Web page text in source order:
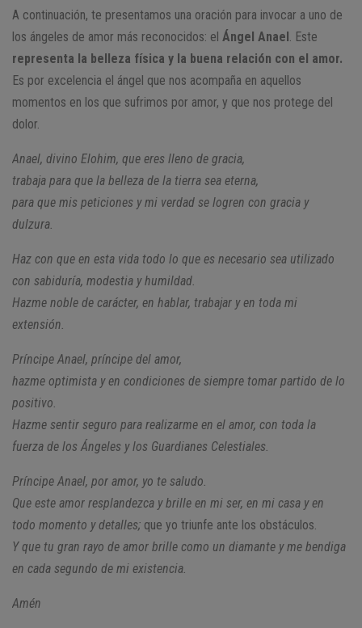
A continuación, te presentamos una oración para invocar a uno de
los ángeles de amor más reconocidos: el Ángel Anael . Este
representa la belleza física y la buena relación con el amor.
Es por excelencia el ángel que nos acompaña en aquellos
momentos en los que sufrimos por amor, y que nos protege del
dolor.
Anael, divino Elohim, que eres lleno de gracia,
trabaja para que la belleza de la tierra sea eterna,
para que mis peticiones y mi verdad se logren con gracia y
dulzura.
Haz con que en esta vida todo lo que es necesario sea utilizado
con sabiduría, modestia y humildad.
Hazme noble de carácter, en hablar, trabajar y en toda mi
extensión.
Príncipe Anael, príncipe del amor,
hazme optimista y en condiciones de siempre tomar partido de lo
positivo.
Hazme sentir seguro para realizarme en el amor, con toda la
fuerza de los Ángeles y los Guardianes Celestiales.
Príncipe Anael, por amor, yo te saludo.
Que este amor resplandezca y brille en mi ser, en mi casa y en
todo momento y detalles; que yo triunfe ante los obstáculos.
Y que tu gran rayo de amor brille como un diamante y me bendiga
en cada segundo de mi existencia.
Amén